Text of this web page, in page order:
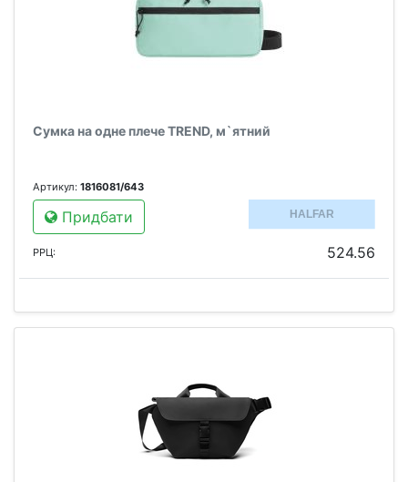
Сумка на одне плече TREND, м`ятний
Артикул: 1816081/643
Придбати
РРЦ: 524.56